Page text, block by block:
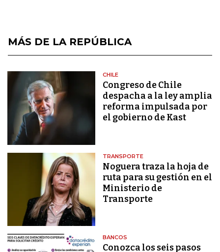
MÁS DE LA REPÚBLICA
CHILE
Congreso de Chile
despacha a la ley amplia
reforma impulsada por
el gobierno de Kast
TRANSPORTE
Noguera traza la hoja de
ruta para su gestión en el
Ministerio de
Transporte
BANCOS
Conozca los seis pasos